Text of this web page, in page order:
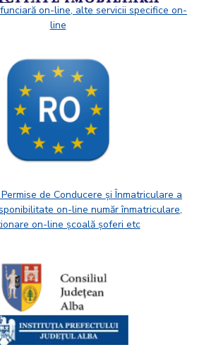
on-line, alte servicii specifice on-
line
de Conducere și Înmatriculare a
on-line număr înmatriculare,
on-line școală șoferi etc